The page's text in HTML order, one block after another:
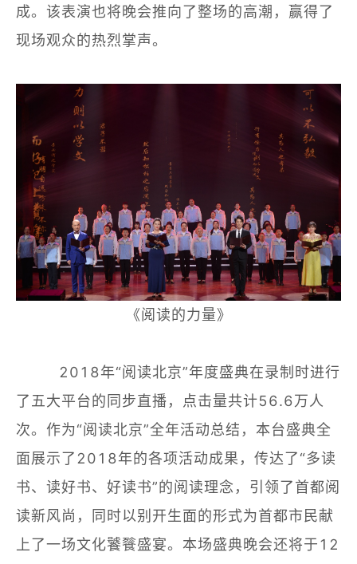
成。该表演也将晚会推向了整场的高潮，赢得了
现场观众的热烈掌声。
《阅读的力量》
2018年“阅读北京”年度盛典在录制时进行
了五大平台的同步直播，点击量共计56.6万人
次。作为“阅读北京”全年活动总结，本台盛典全
面展示了2018年的各项活动成果，传达了“多读
书、读好书、好读书”的阅读理念，引领了首都阅
读新风尚，同时以别开生面的形式为首都市民献
上了一场文化饕餮盛宴。本场盛典晚会还将于12